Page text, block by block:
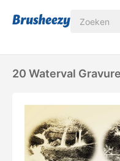
20 Waterval